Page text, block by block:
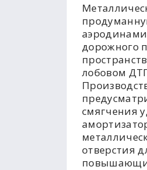
дорожного
лобовом
смягчения
отверстия